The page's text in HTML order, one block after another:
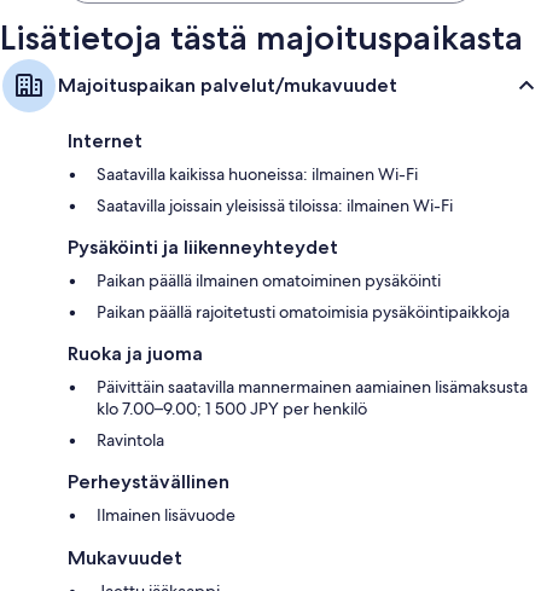
Lisätietoja tästä majoituspaikasta
Majoituspaikan palvelut/mukavuudet
Internet
Saatavilla kaikissa huoneissa: ilmainen Wi-Fi
Saatavilla joissain yleisissä tiloissa: ilmainen Wi-Fi
Pysäköinti ja liikenneyhteydet
Paikan päällä ilmainen omatoiminen pysäköinti
Paikan päällä rajoitetusti omatoimisia pysäköintipaikkoja
Ruoka ja juoma
Päivittäin saatavilla mannermainen aamiainen lisämaksusta
klo 7.00–9.00; 1 500 JPY per henkilö
Ravintola
Perheystävällinen
Ilmainen lisävuode
Mukavuudet